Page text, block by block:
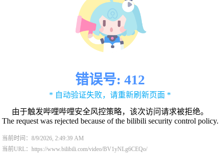
错误号: 412
* 自动验证失败，请重新刷新页面 *
由于触发哔哩哔哩安全风控策略，该次访问请求被拒绝。
The request was rejected because of the bilibili security control policy.
当前时间：8/9/2026, 2:49:39 AM
当前URL：https://www.bilibili.com/video/BV1yNLg6CEQo/